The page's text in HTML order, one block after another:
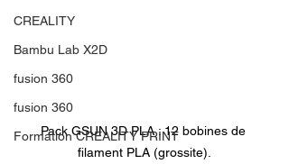
CREALITY
Bambu Lab X2D
fusion 360
fusion 360
Formation CREALITY PRINT
Pack GSUN 3D PLA : 12 bobines de
filament PLA (grossite).